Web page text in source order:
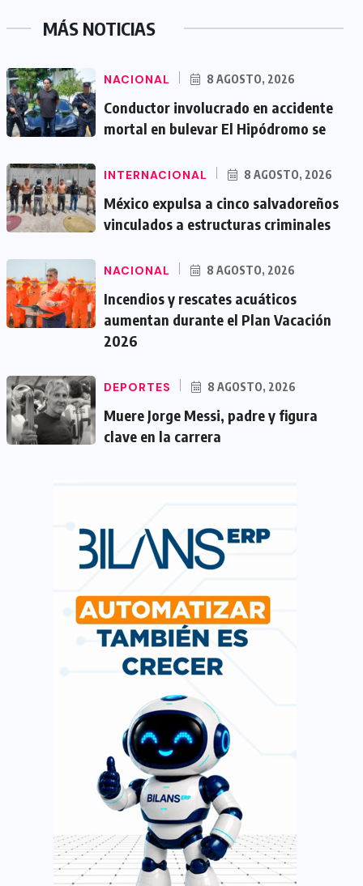
MÁS NOTICIAS
NACIONAL 8 AGOSTO, 2026
Conductor involucrado en accidente
mortal en bulevar El Hipódromo se
INTERNACIONAL 8 AGOSTO, 2026
México expulsa a cinco salvadoreños
vinculados a estructuras criminales
NACIONAL 8 AGOSTO, 2026
Incendios y rescates acuáticos
aumentan durante el Plan Vacación
2026
DEPORTES 8 AGOSTO, 2026
Muere Jorge Messi, padre y figura
clave en la carrera